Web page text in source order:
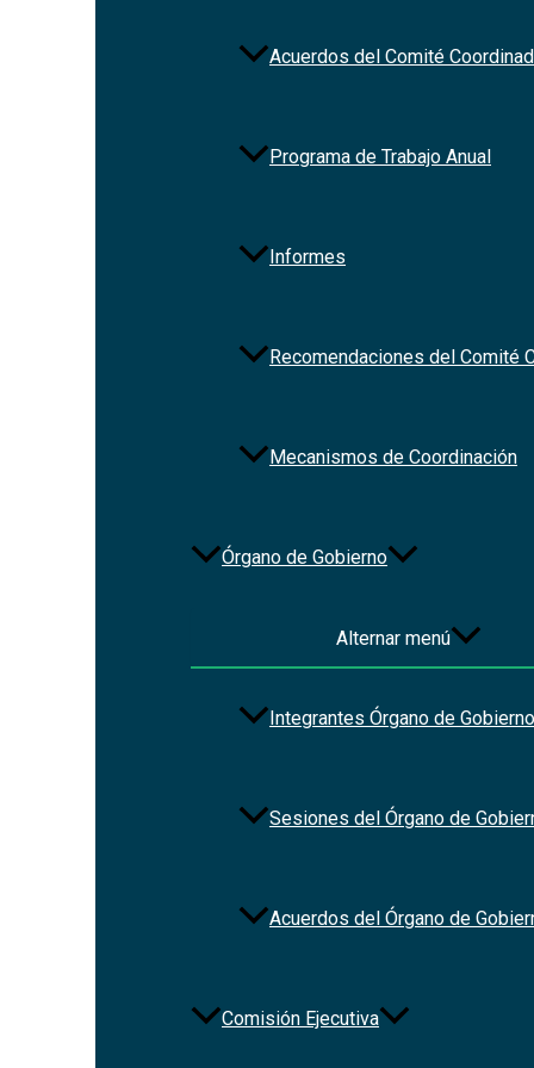
Acuerdos del Comité
Programa de Trabajo Anual
Informes
Recomendaciones del Comité
Mecanismos de Coordinación
Órgano de Gobierno
Alternar menú
Integrantes Órgano de Gobierno
Sesiones del Órgano de
Acuerdos del Órgano de
Comisión Ejecutiva